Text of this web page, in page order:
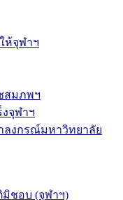
ห้จุฬาฯ
สมภพฯ
จุฬาฯ
ลงกรณ์มหาวิทยาลัย
มิชอบ (จุฬาฯ)